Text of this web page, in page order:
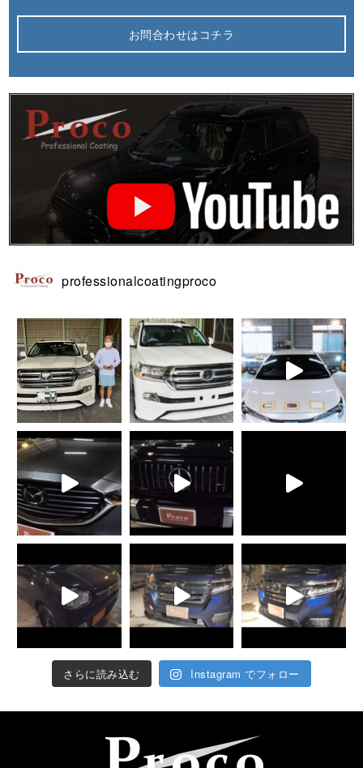
お問合わせはコチラ
professionalcoatingproco
さらに読み込む Instagram でフォロー